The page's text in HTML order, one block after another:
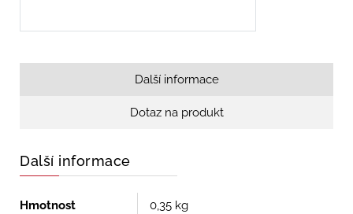
Další informace
Dotaz na produkt
Další informace
Hmotnost
0,35 kg